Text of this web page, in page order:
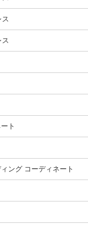
ト
ング コーディネート